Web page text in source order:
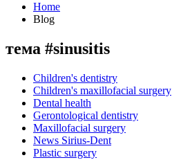
Home
Blog
тема #sinusitis
Children's dentistry
Children's maxillofacial surgery
Dental health
Gerontological dentistry
Maxillofacial surgery
News Sirius-Dent
Plastic surgery